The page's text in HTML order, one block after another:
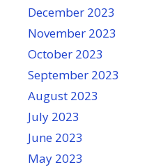
December 2023
November 2023
October 2023
September 2023
August 2023
July 2023
June 2023
May 2023